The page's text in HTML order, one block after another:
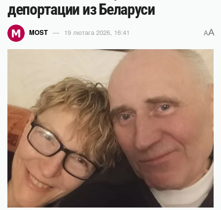
депортации из Беларуси
MOST 19 лютага 2026, 16:41 AA